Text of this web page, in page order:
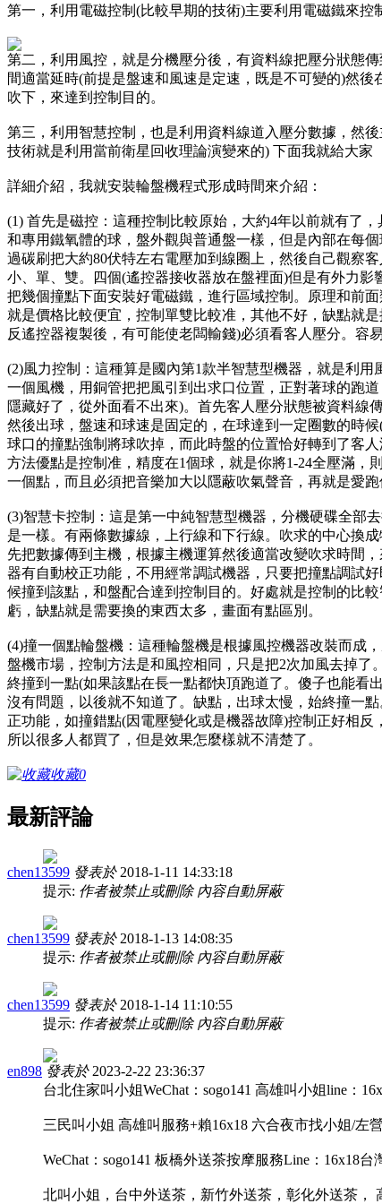
第一，利用電磁控制(比較早期的技術)主要利用電磁鐵來控
第二，利用風控，就是分機壓分後，有資料線把壓分狀態
間適當延時(前提是盤速和風速是定速，既是不可變的)然
吹下，來達到控制目的。
第三，利用智慧控制，也是利用資料線道入壓分數據，然
技術就是利用當前衛星回收理論演變來的) 下面我就給大家
詳細介紹，我就安裝輪盤機程式形成時間來介紹：
(1) 首先是磁控：這種控制比較原始，大約4年以前就有了
和專用鐵氧體的球，盤外觀與普通盤一樣，但是內部在每
過碳刷把大約80伏特左右電壓加到線圈上，然後自己觀察
小、單、雙。四個(遙控器接收器放在盤裡面)但是有外力
把幾個撞點下面安裝好電磁鐵，進行區域控制。原理和前
就是價格比較便宜，控制單雙比較准，其他不好，缺點就
反遙控器複製後，有可能使老闆輸錢)必須看客人壓分。容
(2)風力控制：這種算是國內第1款半智慧型機器，就是利
一個風機，用銅管把把風引到出求口位置，正對著球的跑
隱藏好了，從外面看不出來)。首先客人壓分狀態被資料線
然後出球，盤速和球速是固定的，在球達到一定圈數的時
球口的撞點強制將球吹掉，而此時盤的位置恰好轉到了客
方法優點是控制准，精度在1個球，就是你將1-24全壓滿，
一個點，而且必須把音樂加大以隱蔽吹氣聲音，再就是愛跑
(3)智慧卡控制：這是第一中純智慧型機器，分機硬碟全部
是一樣。有兩條數據線，上行線和下行線。吹求的中心換
先把數據傳到主機，根據主機運算然後適當改變吹求時間
器有自動校正功能，不用經常調試機器，只要把撞點調試
候撞到該點，和盤配合達到控制目的。好處就是控制的比
虧，缺點就是需要換的東西太多，畫面有點區別。
(4)撞一個點輪盤機：這種輪盤機是根據風控機器改裝而成
盤機市場，控制方法是和風控相同，只是把2次加風去掉了
終撞到一點(如果該點在長一點都快頂跑道了。傻子也能看
沒有問題，以後就不知道了。缺點，出球太慢，始終撞一
正功能，如撞錯點(因電壓變化或是機器故障)控制正好相反
所以很多人都買了，但是效果怎麼樣就不清楚了。
收藏0
最新評論
chen13599 發表於 2018-1-11 14:33:18
提示: 作者被禁止或刪除 內容自動屏蔽
chen13599 發表於 2018-1-13 14:08:35
提示: 作者被禁止或刪除 內容自動屏蔽
chen13599 發表於 2018-1-14 11:10:55
提示: 作者被禁止或刪除 內容自動屏蔽
en898 發表於 2023-2-22 23:36:37
台北住家叫小姐WeChat：sogo141 高雄叫小姐line：
三民叫小姐 高雄叫服務+賴16x18 六合夜市找小姐/左
WeChat：sogo141 板橋外送茶按摩服務Line：16x18
北叫小姐，台中外送茶，新竹外送茶，彰化外送茶，